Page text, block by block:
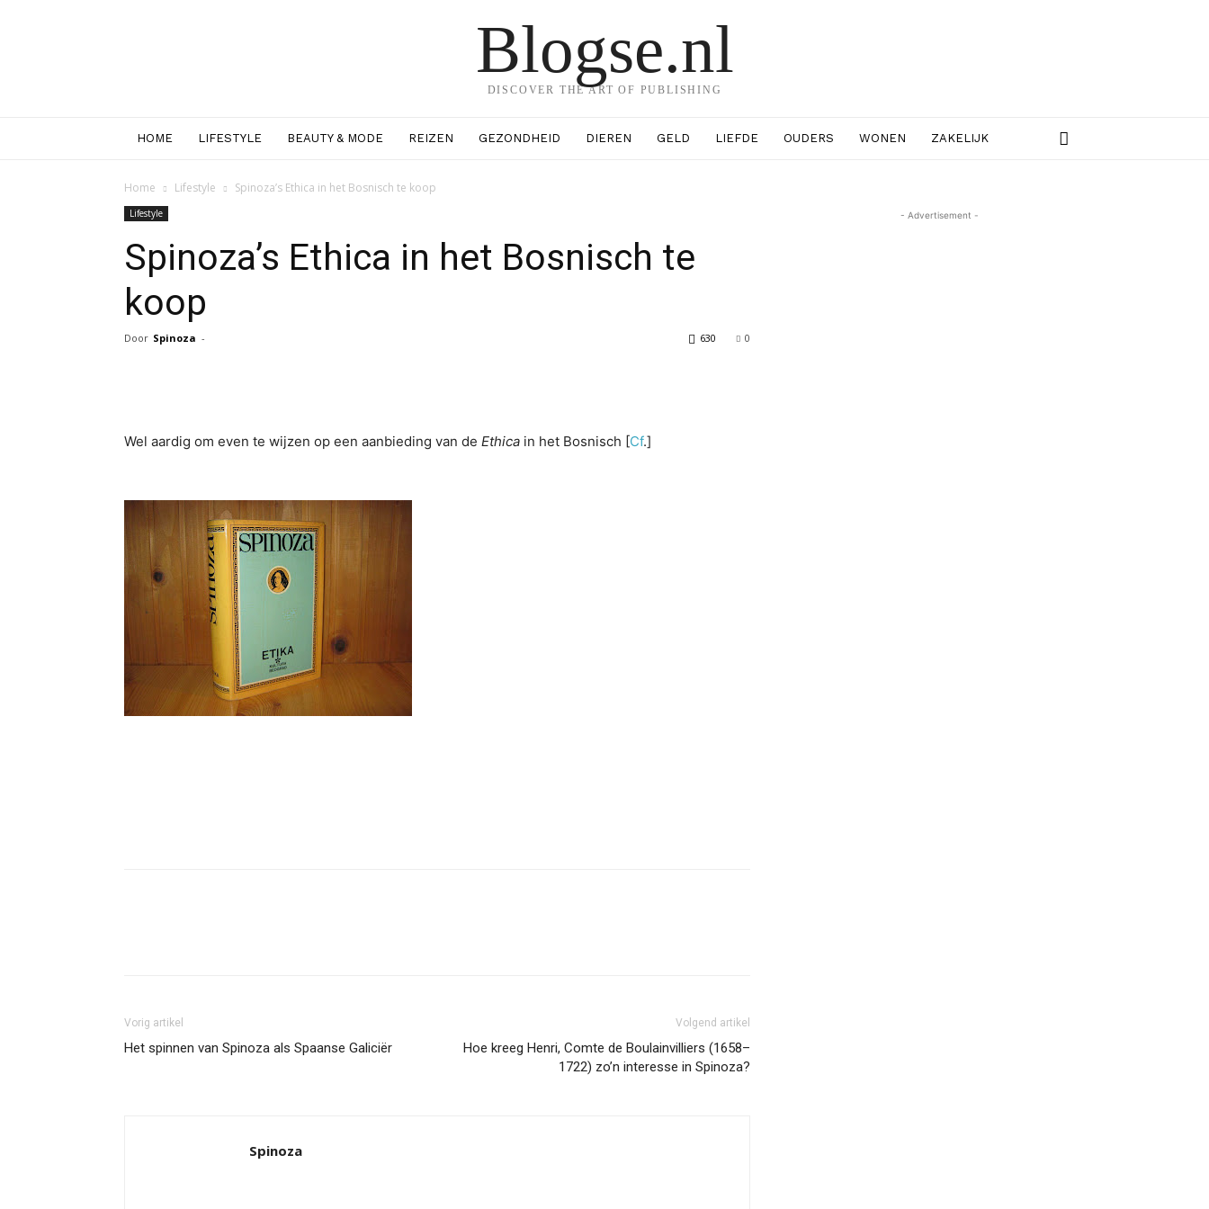
Blogse.nl
DISCOVER THE ART OF PUBLISHING
HOME LIFESTYLE BEAUTY & MODE REIZEN GEZONDHEID DIEREN GELD LIEFDE OUDERS WONEN ZAKELIJK
Home Lifestyle Spinoza’s Ethica in het Bosnisch te koop
Lifestyle
Spinoza’s Ethica in het Bosnisch te
koop
Door Spinoza - 0
630
Wel aardig om even te wijzen op een aanbieding van de Ethica in het Bosnisch [Cf.]
Vorig artikel
Het spinnen van Spinoza als Spaanse Galiciër
Volgend artikel
Hoe kreeg Henri, Comte de Boulainvilliers (1658–
1722) zo’n interesse in Spinoza?
Spinoza
- Advertisement -